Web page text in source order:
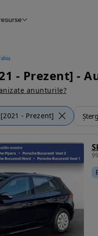
anunturile?
- Prezent]